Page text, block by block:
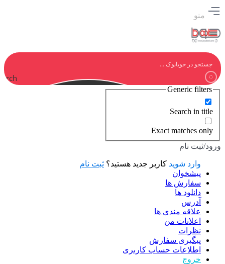
منو
Generic filters
Search in title
Exact matches only
ورود/ثبت نام
وارد شوید کاربر جدید هستید؟ ثبت نام
پیشخوان
سفارش ها
دانلود ها
آدرس
علاقه مندی ها
اعلانات من
نظرات
پیگیری سفارش
اطلاعات حساب كاربری
خروج